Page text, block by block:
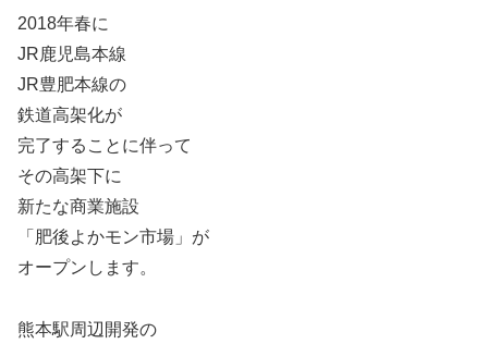
2018年春に
JR鹿児島本線
JR豊肥本線の
鉄道高架化が
完了することに伴って
その高架下に
新たな商業施設
「肥後よかモン市場」が
オープンします。
熊本駅周辺開発の